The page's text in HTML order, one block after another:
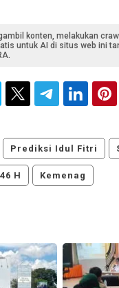
konten, melakukan
untuk AI di situs web ini
Prediksi Idul Fitri
H Kemenag